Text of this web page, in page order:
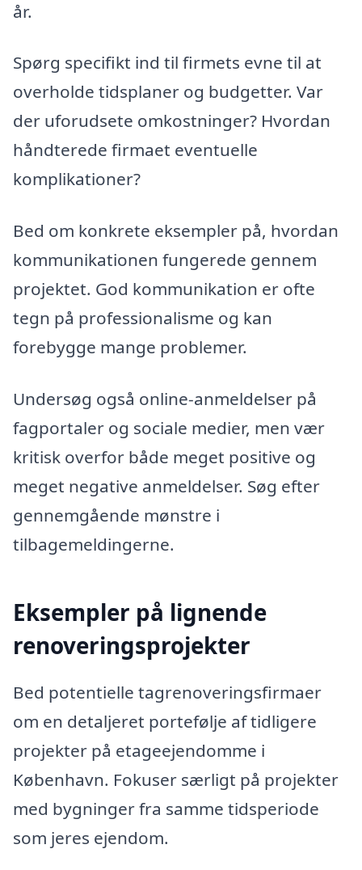
år.
Spørg specifikt ind til firmets evne til at
overholde tidsplaner og budgetter. Var
der uforudsete omkostninger? Hvordan
håndterede firmaet eventuelle
komplikationer?
Bed om konkrete eksempler på, hvordan
kommunikationen fungerede gennem
projektet. God kommunikation er ofte
tegn på professionalisme og kan
forebygge mange problemer.
Undersøg også online-anmeldelser på
fagportaler og sociale medier, men vær
kritisk overfor både meget positive og
meget negative anmeldelser. Søg efter
gennemgående mønstre i
tilbagemeldingerne.
Eksempler på lignende
renoveringsprojekter
Bed potentielle tagrenoveringsfirmaer
om en detaljeret portefølje af tidligere
projekter på etageejendomme i
København. Fokuser særligt på projekter
med bygninger fra samme tidsperiode
som jeres ejendom.